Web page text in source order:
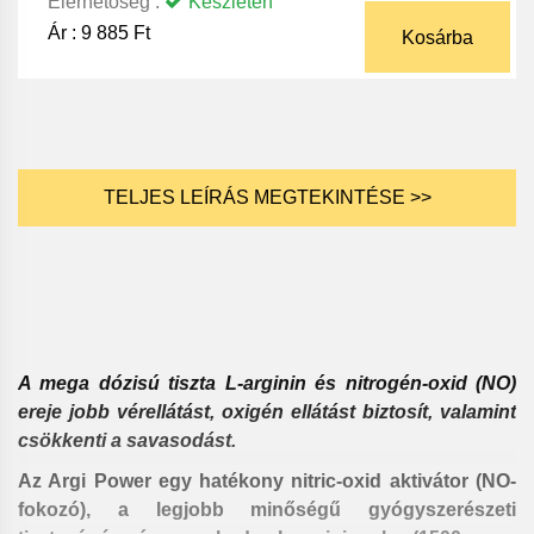
Ár : 9 885 Ft Kosárba
TELJES LEÍRÁS MEGTEKINTÉSE >>
A mega dózisú tiszta L-arginin és nitrogén-oxid (NO)
ereje jobb vérellátást, oxigén ellátást biztosít, valamint
csökkenti a savasodást.
Az Argi Power egy hatékony nitric-oxid aktivátor (NO-
fokozó), a legjobb minőségű gyógyszerészeti